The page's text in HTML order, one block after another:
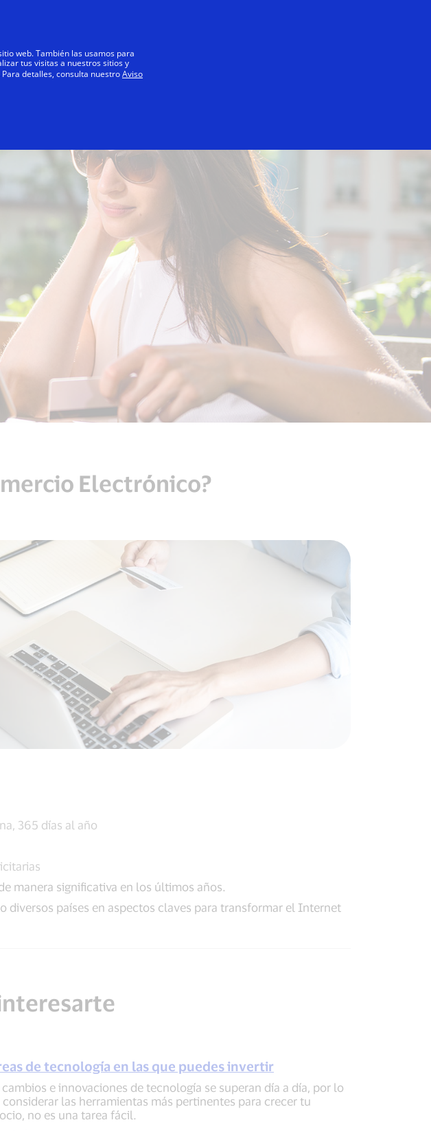
Innovadores Todos
Electrónico?
365 días al año
manera significativa en los últimos años.
diversos países en aspectos claves para transformar el Internet
de tecnología en las que puedes invertir
cambios e innovaciones de tecnología se superan día a día, por lo
considerar las herramientas más pertinentes para crecer tu
no es una tarea fácil.
web. También las usamos para
tus visitas a nuestros sitios y
detalles, consulta nuestroAviso